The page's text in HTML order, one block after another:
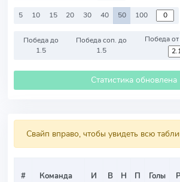
5 10 15 20 30 40 50 100
Победа до
1.5
Победа соп. до
1.5
Победа от
Статистика обновлена
Свайп вправо, чтобы увидеть всю
# Команда И В Н П Голы Р